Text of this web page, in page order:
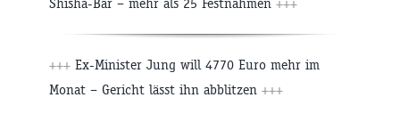
Shisha-Bar – mehr als 25 Festnahmen +++
+++ Ex-Minister Jung will 4770 Euro mehr im
Monat – Gericht lässt ihn abblitzen +++